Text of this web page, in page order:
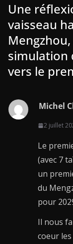
Une
vaisseau
simulation
vers le
Michel
2 juillet
Le
(avec 7
un
du
pour
Il nous
coeur